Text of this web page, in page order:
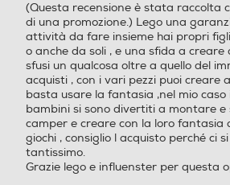
(Questa recensione è stata raccolta
di una promozione.) Lego una
attività da fare insieme hai propri
o anche da soli , e una sfida a creare
sfusi un qualcosa oltre a quello del
acquisti , con i vari pezzi puoi creare
basta usare la fantasia ,nel mio caso
bambini si sono divertiti a montare e
camper e creare con la loro fantasia
giochi , consiglio l acquisto perché ci
tantissimo.
Grazie lego e influenster per questa